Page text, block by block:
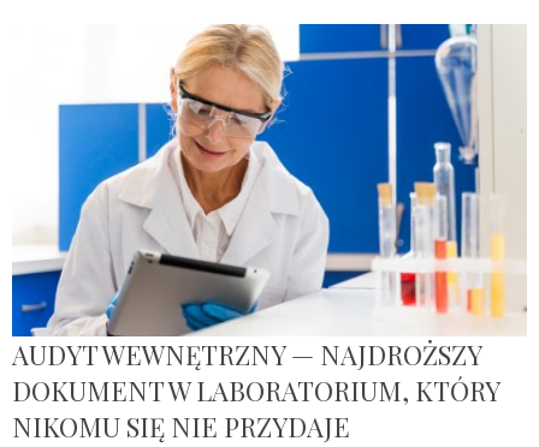
AUDYT WEWNĘTRZNY — NAJDROŻSZY
DOKUMENT W LABORATORIUM, KTÓRY
NIKOMU SIĘ NIE PRZYDAJE